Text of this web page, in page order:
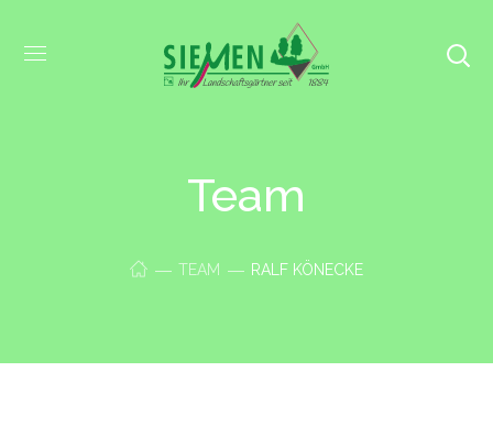
Team
TEAM RALF KÖNECKE